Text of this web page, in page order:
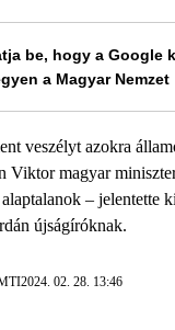
be, hogy a Google
a Magyar Nemzet
veszélyt azokra
Viktor magyar
– jelentette
újságíróknak.
2024. 02. 28. 13:46